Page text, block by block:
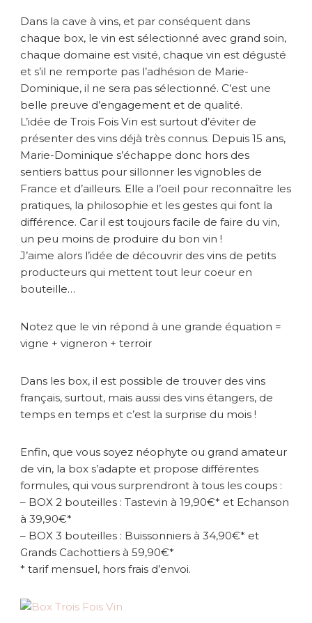
Dans la cave à vins, et par conséquent dans
chaque box, le vin est sélectionné avec grand soin,
chaque domaine est visité, chaque vin est dégusté
et s’il ne remporte pas l’adhésion de Marie-
Dominique, il ne sera pas sélectionné. C’est une
belle preuve d’engagement et de qualité.
L’idée de Trois Fois Vin est surtout d’éviter de
présenter des vins déjà très connus. Depuis 15 ans,
Marie-Dominique s’échappe donc hors des
sentiers battus pour sillonner les vignobles de
France et d’ailleurs. Elle a l’oeil pour reconnaître les
pratiques, la philosophie et les gestes qui font la
différence. Car il est toujours facile de faire du vin,
un peu moins de produire du bon vin !
J’aime alors l’idée de découvrir des vins de petits
producteurs qui mettent tout leur coeur en
bouteille…
Notez que le vin répond à une grande équation =
vigne + vigneron + terroir
Dans les box, il est possible de trouver des vins
français, surtout, mais aussi des vins étangers, de
temps en temps et c’est la surprise du mois !
Enfin, que vous soyez néophyte ou grand amateur
de vin, la box s’adapte et propose différentes
formules, qui vous surprendront à tous les coups :
– BOX 2 bouteilles : Tastevin à 19,90€* et Echanson
à 39,90€*
– BOX 3 bouteilles : Buissonniers à 34,90€* et
Grands Cachottiers à 59,90€*
* tarif mensuel, hors frais d’envoi.